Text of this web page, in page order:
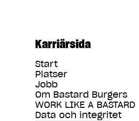
Karriärsida
Start
Platser
Jobb
Om Bastard Burgers
WORK LIKE A BASTARD
Data och integritet